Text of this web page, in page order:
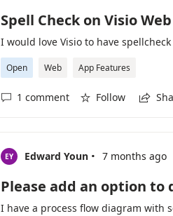
Spell Check on Visio Web
I would love Visio to have
Open Web App Features
 1 comment  Follow 
EY Edward Youn · 7 months ago
Please add an option
I have a process flow diagram with